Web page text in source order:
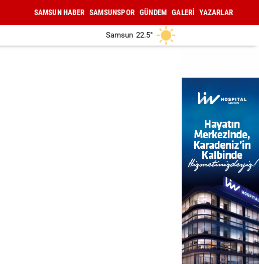
SAMSUN HABER SAMSUNSPOR GÜNDEM GALERİ YAZARLAR
Samsun 22.5°